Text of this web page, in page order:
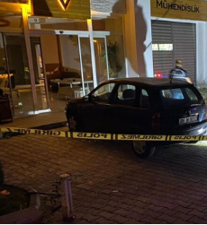
GÜNDEM
MAGAZİN
SAĞLIK
EĞİTİM
BÖLGE
Son Dakika Haberleri
Haber Arşivi